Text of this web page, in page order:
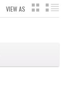
VIEW AS GRID